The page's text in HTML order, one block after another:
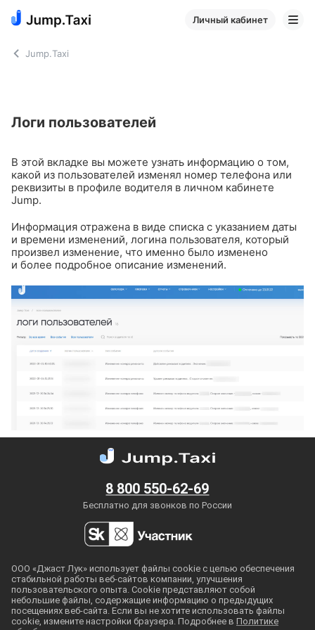
Личный кабинет
Jump.Taxi
Логи пользователей
В этой вкладке вы можете узнать информацию о том,
какой из пользователей изменял номер телефона или
реквизиты в профиле водителя в личном кабинете
Jump.
Информация отражена в виде списка с указанием даты
и времени изменений, логина пользователя, который
произвел изменение, что именно было изменено
и более подробное описание изменений.
8 800 550-62-69
Бесплатно для звонков по России
ООО «Джаст Лук» использует файлы cookie с целью обеспечения
стабильной работы веб-сайтов компании, улучшения
пользовательского опыта. Cookie представляют собой
небольшие файлы, содержащие информацию о предыдущих
посещениях веб-сайта. Если вы не хотите использовать файлы
cookie, измените настройки браузера. Подробнее в Политике